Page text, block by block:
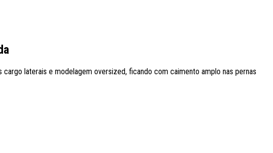
laterais e modelagem oversized, ficando com caimento amplo nas pernas